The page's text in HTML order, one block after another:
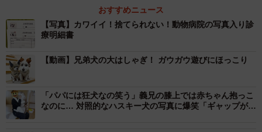
おすすめニュース
【写真】カワイイ！捨てられない！動物病院の写真入り診
療明細書
【動画】兄弟犬の大はしゃぎ！ ガウガウ遊びにほっこり
「パパには狂犬なの笑う」義兄の膝上では赤ちゃん抱っこ
なのに… 対照的なハスキー犬の写真に爆笑「ギャップがす